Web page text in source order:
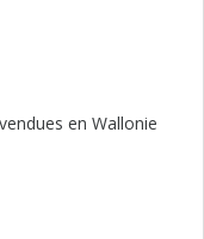
en Wallonie